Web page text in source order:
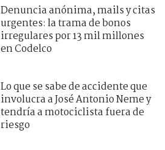
Denuncia anónima, mails y citas
urgentes: la trama de bonos
irregulares por 13 mil millones
en Codelco
Lo que se sabe de accidente que
involucra a José Antonio Neme y
tendría a motociclista fuera de
riesgo